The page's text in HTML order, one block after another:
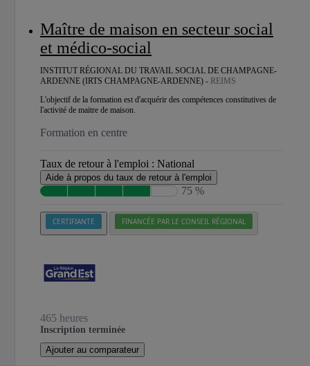
Maître de maison en secteur social
et médico-social
INSTITUT RÉGIONAL DU TRAVAIL SOCIAL DE CHAMPAGNE-
ARDENNE (IRTS CHAMPAGNE-ARDENNE) - REIMS
L'objectif de la formation est d'acquérir des compétences constitutives de
l'activité de maitre de maison.
Formation en centre
Taux de retour à l'emploi : National
Aide à propos du taux de retour à l'emploi
75 %
CERTIFIANTE FINANCÉE PAR LE CONSEIL RÉGIONAL
465 heures
Inscription terminée
Ajouter au comparateur